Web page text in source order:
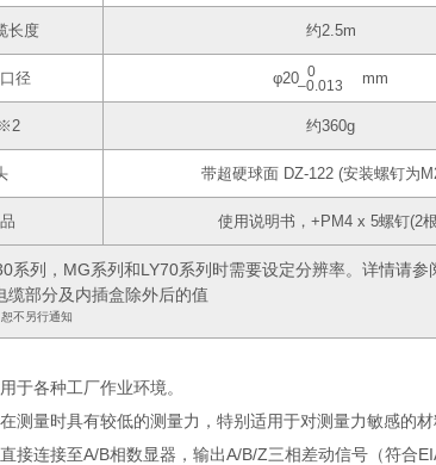
系列，MG系列和LY70系列时需要设定分辨率。详情请参
部分及内插盒除外后的值
不另行通知
长度 约2.5m
径 φ20 0
‒0.013
mm
约360g
带超硬球面 DZ-122 (安装螺钉为
使用说明书，+PM4 x 5螺钉(2
于各种工厂作业环境。
在测量时具有较低的测量力，特别适用于对测量力敏感的材
直接连接至A/B相数显器，输出A/B/Z三相差动信号（符合